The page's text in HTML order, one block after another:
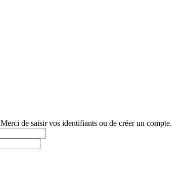
Merci de saisir vos identifiants ou de créer un compte.